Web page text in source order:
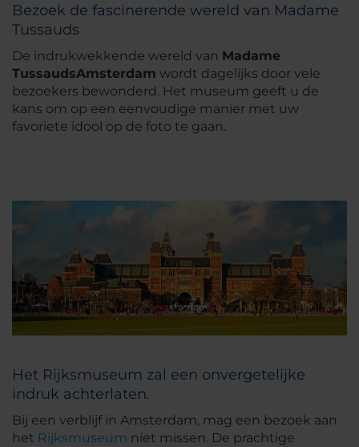
Bezoek de fascinerende wereld van Madame
Tussauds
De indrukwekkende wereld van Madame
TussaudsAmsterdam wordt dagelijks door vele
bezoekers bewonderd. Het museum geeft u de
kans om op een eenvoudige manier met uw
favoriete idool op de foto te gaan.
Het Rijksmuseum zal een onvergetelijke
indruk achterlaten.
Bij een verblijf in Amsterdam, mag een bezoek aan
het Rijksmuseum niet missen. De prachtige